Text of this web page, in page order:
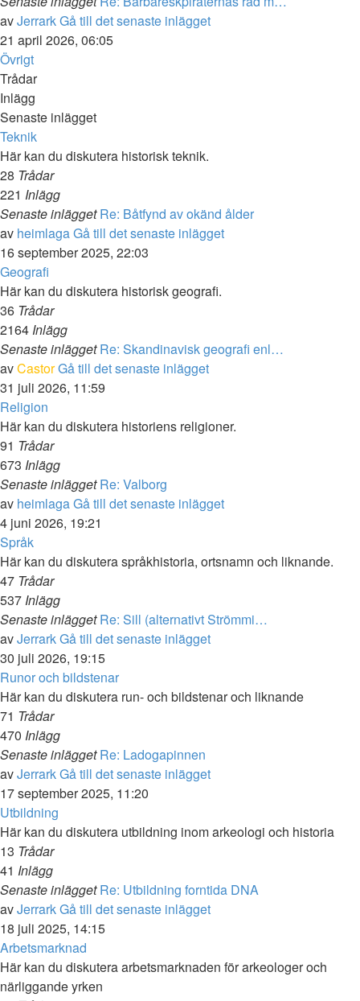
avJerrarkGå till det senaste inlägget
21 april 2026, 06:05
Övrigt
Trådar
Inlägg
Senaste inlägget
Teknik
Här kan du diskutera historisk teknik.
28 Trådar
221 Inlägg
Senaste inlägget Re: Båtfynd av okänd ålder
av heimlagaGå till det senaste inlägget
16 september 2025, 22:03
Geografi
Här kan du diskutera historisk geografi.
36 Trådar
2164 Inlägg
Senaste inlägget Re: Skandinavisk geografi enl…
avCastorGå till det senaste inlägget
31 juli 2026, 11:59
Religion
Här kan du diskutera historiens religioner.
91 Trådar
673 Inlägg
Senaste inlägget Re: Valborg
av heimlagaGå till det senaste inlägget
4 juni 2026, 19:21
Språk
Här kan du diskutera språkhistoria, ortsnamn och liknande.
47 Trådar
537 Inlägg
Senaste inlägget Re: Sill (alternativt Strömmi…
avJerrarkGå till det senaste inlägget
30 juli 2026, 19:15
Runor och bildstenar
Här kan du diskutera run- och bildstenar och liknande
71 Trådar
470 Inlägg
Senaste inlägget Re: Ladogapinnen
avJerrarkGå till det senaste inlägget
17 september 2025, 11:20
Utbildning
Här kan du diskutera utbildning inom arkeologi och historia
13 Trådar
41 Inlägg
Senaste inlägget Re: Utbildning forntida DNA
avJerrarkGå till det senaste inlägget
18 juli 2025, 14:15
Arbetsmarknad
Här kan du diskutera arbetsmarknaden för arkeologer och
närliggande yrken